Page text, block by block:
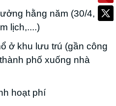
hằng năm (30/4,
lịch,....)
ở khu lưu trú (gần công
phố xuống nhà
hoạt phí